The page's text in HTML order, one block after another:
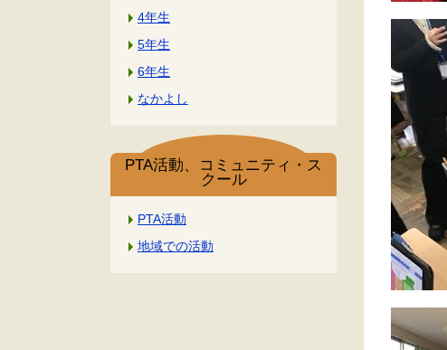
4年生
5年生
6年生
なかよし
PTA活動、コミュニティ・ス
クール
PTA活動
地域での活動